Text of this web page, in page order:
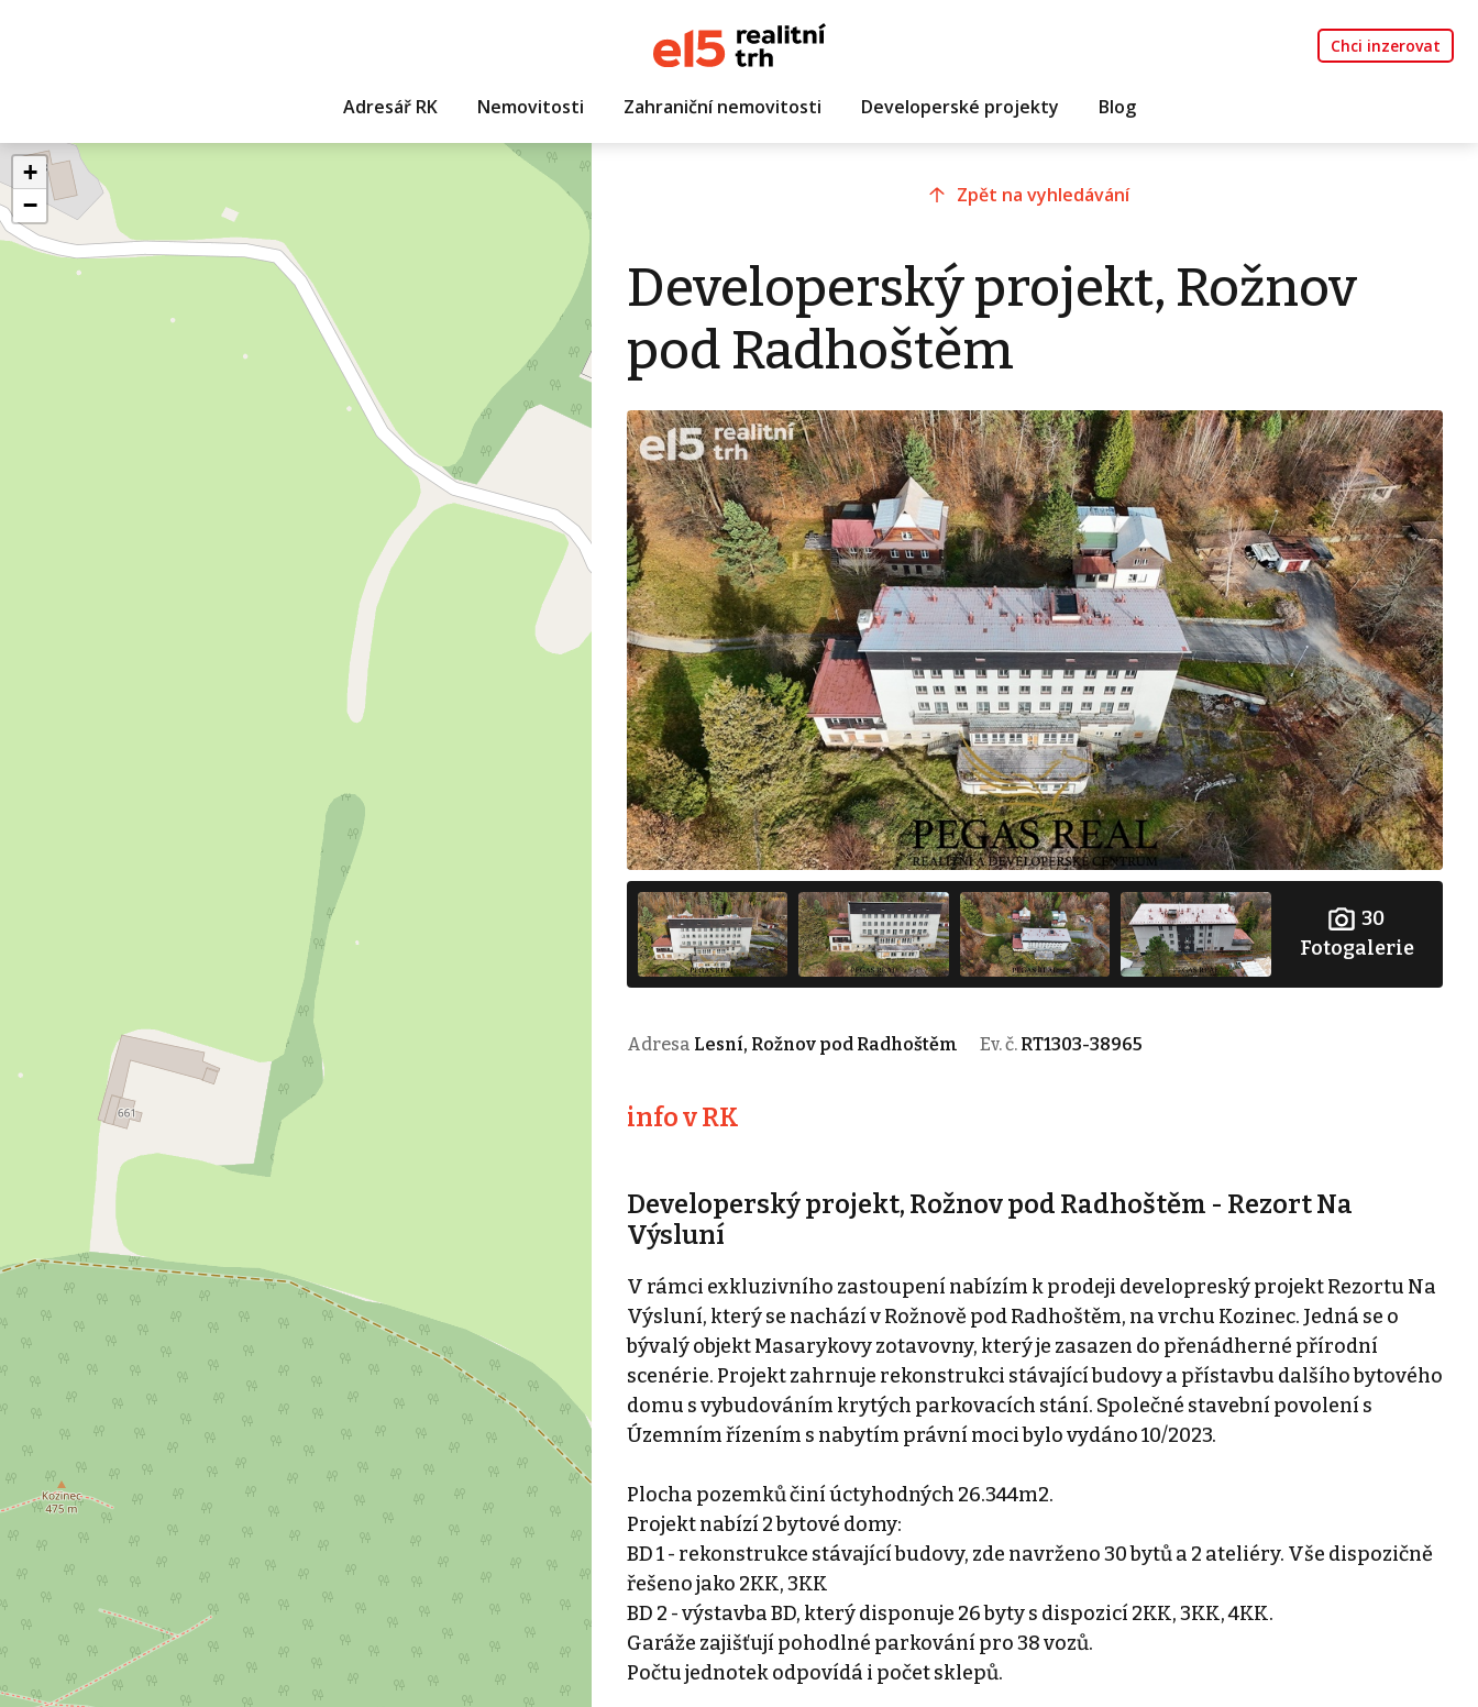
Chci inzerovat
Adresář RK Nemovitosti Zahraniční nemovitosti Developerské projekty Blog
+
−
Zpět na vyhledávání
Developerský projekt, Rožnov
pod Radhoštěm
30
Fotogalerie
Adresa Lesní, Rožnov pod Radhoštěm Ev. č. RT1303-38965
info v RK
Developerský projekt, Rožnov pod Radhoštěm - Rezort Na
Výsluní
V rámci exkluzivního zastoupení nabízím k prodeji developreský projekt Rezortu Na
Výsluní, který se nachází v Rožnově pod Radhoštěm, na vrchu Kozinec. Jedná se o
bývalý objekt Masarykovy zotavovny, který je zasazen do přenádherné přírodní
scenérie. Projekt zahrnuje rekonstrukci stávající budovy a přístavbu dalšího bytového
domu s vybudováním krytých parkovacích stání. Společné stavební povolení s
Územním řízením s nabytím právní moci bylo vydáno 10/2023.
Plocha pozemků činí úctyhodných 26.344m2.
Projekt nabízí 2 bytové domy:
BD 1 - rekonstrukce stávající budovy, zde navrženo 30 bytů a 2 ateliéry. Vše dispozičně
řešeno jako 2KK, 3KK
BD 2 - výstavba BD, který disponuje 26 byty s dispozicí 2KK, 3KK, 4KK.
Garáže zajišťují pohodlné parkování pro 38 vozů.
Počtu jednotek odpovídá i počet sklepů.